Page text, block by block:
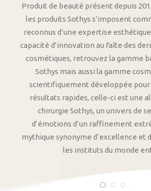
Produit de beauté présent depuis
les produits Sothys s’imposent
reconnus d’une expertise
capacité d’innovation au faîte des
cosmétiques, retrouvez la gamme
Sothys mais aussi la gamme
scientifiquement développée
résultats rapides, celle-ci est une
chirurgie Sothys, un univers de
d’émotions d’un raffinement
mythique synonyme d’excellence et
les instituts du monde